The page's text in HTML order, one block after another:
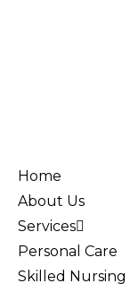
Home
About Us
Services
Personal Care
Skilled Nursing